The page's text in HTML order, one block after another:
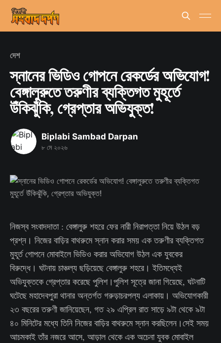
দেশ
স্নানের ভিডিও গোপনে রেকর্ডের অভিযোগ!
বেঙ্গালুরুতে তরুণীর ব্যক্তিগত মুহূর্তে
উঁকিঝুঁকি, গ্রেপ্তার অভিযুক্ত!
Biplabi Sambad Darpan
৮ মে ২০২৬
নিজস্ব সংবাদদাতা : বেঙ্গালুরু শহরে ফের নারী নিরাপত্তা নিয়ে উঠল বড়
প্রশ্ন। নিজের বাড়ির বাথরুমে স্নান করার সময় এক তরুণীর ব্যক্তিগত
মুহূর্ত গোপনে মোবাইলে ভিডিও করার অভিযোগ উঠল এক যুবকের
বিরুদ্ধে। ঘটনায় চাঞ্চল্য ছড়িয়েছে বেঙ্গালুরু শহরে। ইতিমধ্যেই
অভিযুক্তকে গ্রেপ্তার করেছে পুলিশ।পুলিশ সূত্রে জানা গিয়েছে, ঘটনাটি
ঘটেছে মহাদেবপুরা থানার অন্তর্গত গরুড়াচরপল্য এলাকায়। অভিযোগকারী
২৩ বছরের তরুণী জানিয়েছেন, গত ২৯ এপ্রিল রাত সাড়ে ৯টা থেকে ৯টা
৪০ মিনিটের মধ্যে তিনি নিজের বাড়ির বাথরুমে স্নান করছিলেন।সেই সময়
আচমকাই তাঁর নজরে আসে, আড়াল থেকে এক অচেনা যুবক মোবাইল